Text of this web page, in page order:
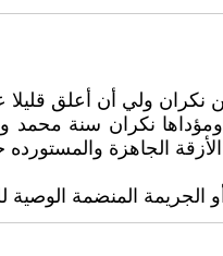
ولي أن أعلق قليلا
ومؤداها نكران سنة
الجاهزة والمستورده
الجريمة المنضمة الوصية